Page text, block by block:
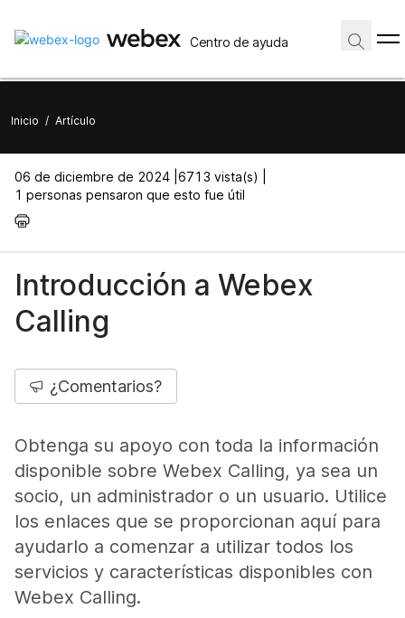
Centro de ayuda
Inicio / Artículo
06 de diciembre de 2024 | 6713 vista(s) |
1 personas pensaron que esto fue útil
Introducción a Webex
Calling
¿Comentarios?
Obtenga su apoyo con toda la información
disponible sobre Webex Calling, ya sea un
socio, un administrador o un usuario. Utilice
los enlaces que se proporcionan aquí para
ayudarlo a comenzar a utilizar todos los
servicios y características disponibles con
Webex Calling.